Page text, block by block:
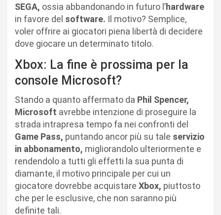
SEGA, ossia abbandonando in futuro l’hardware
in favore del software. Il motivo? Semplice,
voler offrire ai giocatori piena libertà di decidere
dove giocare un determinato titolo.
Xbox: La fine è prossima per la
console Microsoft?
Stando a quanto affermato da Phil Spencer,
Microsoft avrebbe intenzione di proseguire la
strada intrapresa tempo fa nei confronti del
Game Pass, puntando ancor più su tale servizio
in abbonamento, migliorandolo ulteriormente e
rendendolo a tutti gli effetti la sua punta di
diamante, il motivo principale per cui un
giocatore dovrebbe acquistare Xbox, piuttosto
che per le esclusive, che non saranno più
definite tali.